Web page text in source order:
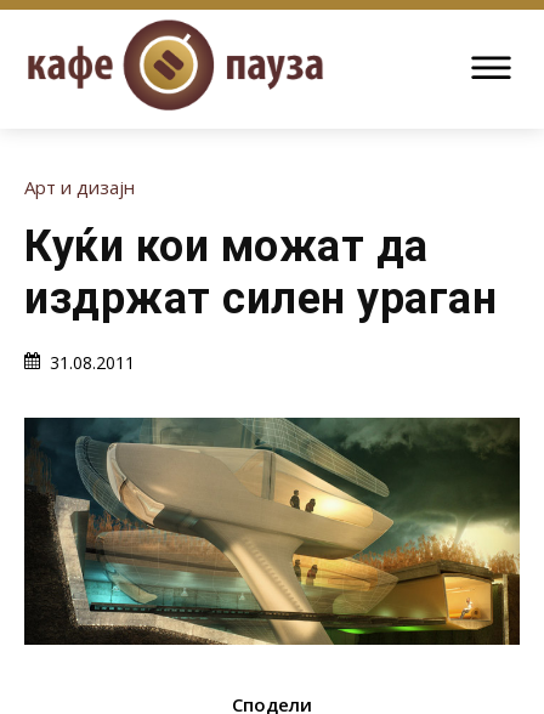
Арт и дизајн
Куќи кои можат да
издржат силен ураган
31.08.2011
Сподели